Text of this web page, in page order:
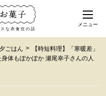
な衣食住の話
メニュー
ごはん >
【時短料理】「寒暖差」
体もぽかぽか 瀬尾幸子さんの人